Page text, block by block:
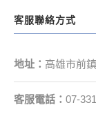
客服聯絡方式
地址： 高雄市前
客服電話： 07-